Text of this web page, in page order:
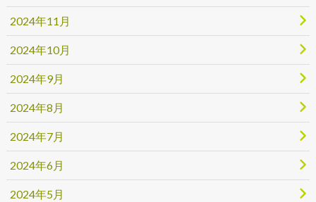
2024年11月
2024年10月
2024年9月
2024年8月
2024年7月
2024年6月
2024年5月